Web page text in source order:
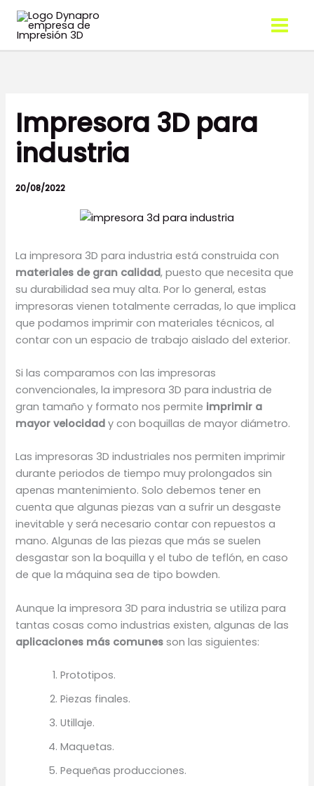
contenido
Impresora 3D para
industria
20/08/2022
La impresora 3D para industria está construida con
materiales de gran calidad, puesto que necesita que
su durabilidad sea muy alta. Por lo general, estas
impresoras vienen totalmente cerradas, lo que implica
que podamos imprimir con materiales técnicos, al
contar con un espacio de trabajo aislado del exterior.
Si las comparamos con las impresoras
convencionales, la impresora 3D para industria de
gran tamaño y formato nos permite imprimir a
mayor velocidad y con boquillas de mayor diámetro.
Las impresoras 3D industriales nos permiten imprimir
durante periodos de tiempo muy prolongados sin
apenas mantenimiento. Solo debemos tener en
cuenta que algunas piezas van a sufrir un desgaste
inevitable y será necesario contar con repuestos a
mano. Algunas de las piezas que más se suelen
desgastar son la boquilla y el tubo de teflón, en caso
de que la máquina sea de tipo bowden.
Aunque la impresora 3D para industria se utiliza para
tantas cosas como industrias existen, algunas de las
aplicaciones más comunes son las siguientes:
Prototipos.
Piezas finales.
Utillaje.
Maquetas.
Pequeñas producciones.
Menú
Menú